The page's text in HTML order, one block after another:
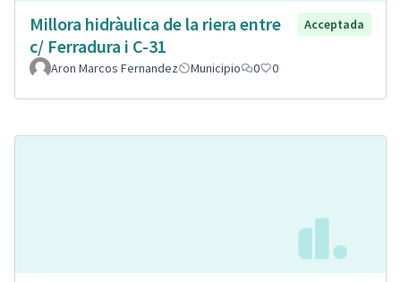
Millora hidràulica de la riera entre
c/ Ferradura i C-31
Acceptada
Aron Marcos Fernandez Municipio 0 0